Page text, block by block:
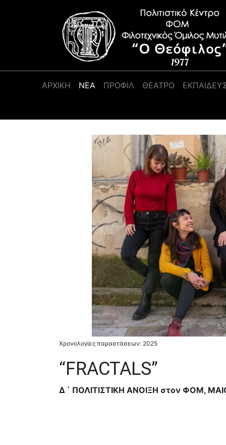
Κύρια πλοήγηση
ΑΡΧΙΚΉ ΝΕΑ ΠΡΟΦΊΛ ΘΕΑΤΡΟ
Χρονολογίες παραστάσεων: 2025
“FRACTALS”
Δ ΄ ΠΟΛΙΤΙΣΤΙΚΗ ΑΝΟΙΞΗ στον ΦΟΜ,